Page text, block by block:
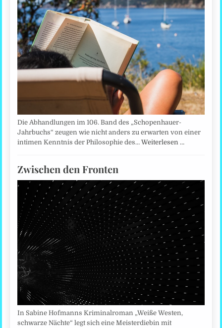
Die Abhandlungen im 106. Band des „Schopenhauer-
Jahrbuchs“ zeugen wie nicht anders zu erwarten von einer
intimen Kenntnis der Philosophie des…Weiterlesen …
Zwischen den Fronten
In Sabine Hofmanns Kriminalroman „Weiße Westen,
schwarze Nächte“ legt sich eine Meisterdiebin mit